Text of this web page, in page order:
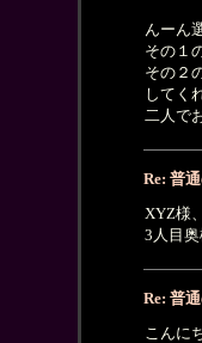
んーん
その１
その２
してく
二人で
Re: 普
XYZ様
3人目
Re: 普
こんに